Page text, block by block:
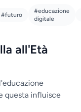
#futuro
#educazione
digitale
all'Età
questa influisce